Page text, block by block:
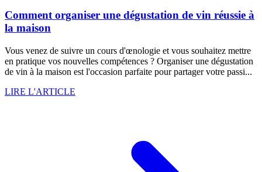
Comment organiser une dégustation de vin réussie à
la maison
Vous venez de suivre un cours d'œnologie et vous souhaitez mettre
en pratique vos nouvelles compétences ? Organiser une dégustation
de vin à la maison est l'occasion parfaite pour partager votre passi...
LIRE L'ARTICLE